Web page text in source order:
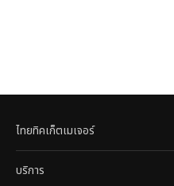
ไทยทิคเก็ตเมเจอร์
บริการ